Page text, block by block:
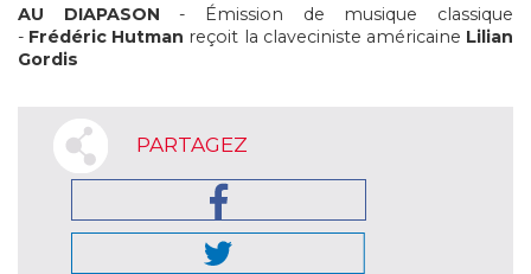
AU DIAPASON - Émission de musique classique
- Frédéric Hutman reçoit la claveciniste américaine Lilian
Gordis
PARTAGEZ